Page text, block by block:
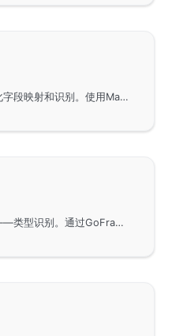
通过GoFrame框架的ORM高级特性，可实现自动化字段映射和识别。使用Map或Struct类型参数时，可自动匹配数据表字段名称，大幅减少开发者在数据字段与业务属性间人工匹配的工作量。此外，通过设计接口并在内存中缓存字段信息，提升数据操作效率。本文还展示了如何通过实际示例实现用户和医生信息的高效查询。
在使用GoFrame框架进行ORM查询时的高级特性——类型识别。通过GoFrame框架，查询结果中的字段值会自动识别并映射为对应的Go语言变量类型，例如int类型或string类型。这一功能对于将查询结果编码并通过JSON等方式直接返回给客户端非常实用，并有助于提升开发效率。